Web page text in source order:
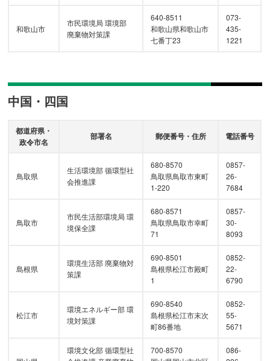
和歌山市
市民環境局 環境部
廃棄物対策課
640-8511
和歌山県和歌山市
七番丁23
073-
435-
1221
中国・四国
都道府県・
政令市名
部署名 郵便番号・住所 電話番号
鳥取県
生活環境部 循環型社
会推進課
680-8570
鳥取県鳥取市東町
1-220
0857-
26-
7684
鳥取市
市民生活部環境局 環
境保全課
680-8571
鳥取県鳥取市幸町
71
0857-
30-
8093
島根県
環境生活部 廃棄物対
策課
690-8501
島根県松江市殿町
1
0852-
22-
6790
松江市
環境エネルギー部 環
境対策課
690-8540
島根県松江市末次
町86番地
0852-
55-
5671
環境文化部 循環型社
700-8570
086-